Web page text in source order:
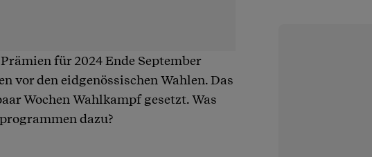
für 2024 Ende September
vor den eidgenössischen Wahlen. Das
Wochen Wahlkampf gesetzt. Was
dazu?